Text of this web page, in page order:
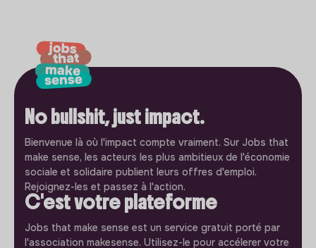
No bullshit, just impact.
Bienvenue là où l'impact compte vraiment. Sur Jobs that
make sense, les acteurs les plus ambitieux de l'économie
sociale et solidaire publient leurs offres d'emploi.
Rejoignez-les et passez à l'action.
C'est votre plateforme
Jobs that make sense est un service gratuit porté par
l'association makesense. Utilisez-le pour accélerer votre